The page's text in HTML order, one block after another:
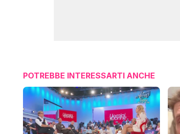
POTREBBE INTERESSARTI ANCHE